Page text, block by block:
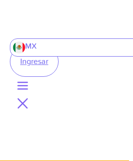
MX
Ingresar